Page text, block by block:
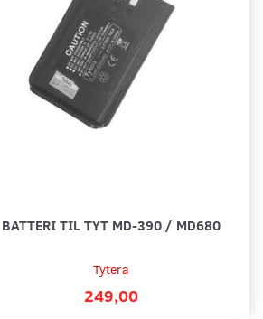
BATTERI TIL TYT MD-390 / MD680
Tytera
249,00